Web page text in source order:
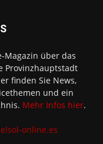
Magazin über das
Provinzhauptstadt
finden Sie News,
und ein
Mehr Infos hier.
online.es